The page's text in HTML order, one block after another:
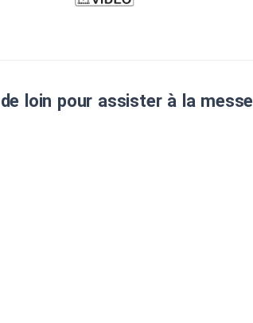
loin pour assister à la messe